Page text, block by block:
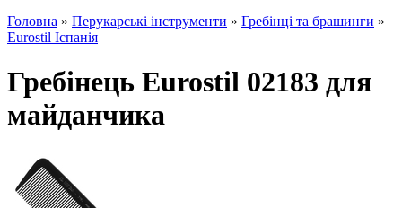
Головна » Перукарські інструменти » Гребінці та брашинги »
Eurostil Іспанія
Гребінець Eurostil 02183 для
майданчика